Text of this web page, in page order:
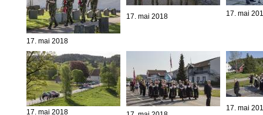
17. mai 2018
17. mai 2018 17. mai
17. mai 2018 17. mai